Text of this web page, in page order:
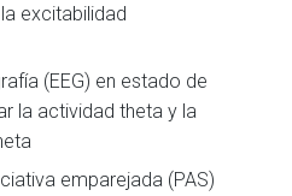
excitabilidad
(EEG) en estado de
la actividad theta y la
emparejada (PAS)